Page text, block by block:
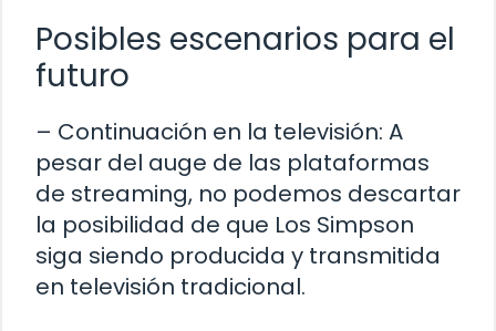
Posibles escenarios para el
futuro
– Continuación en la televisión: A
pesar del auge de las plataformas
de streaming, no podemos descartar
la posibilidad de que Los Simpson
siga siendo producida y transmitida
en televisión tradicional.